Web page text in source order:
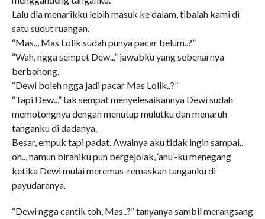
Lalu dia menarikku lebih masuk ke dalam, tibalah kami di
satu sudut ruangan.
“Mas.., Mas Lolik sudah punya pacar belum..?”
“Wah, ngga sempet Dew..,” jawabku yang sebenarnya
berbohong.
“Dewi boleh ngga jadi pacar Mas Lolik..?”
“Tapi Dew..,” tak sempat menyelesaikannya Dewi sudah
memotongnya dengan menutup mulutku dan menaruh
tanganku di dadanya.
Besar, empuk tapi padat. Awalnya aku tidak ingin sampai..
oh.., namun birahiku pun bergejolak, ‘anu’-ku menegang
ketika Dewi mulai meremas-remaskan tanganku di
payudaranya.
“Dewi ngga cantik toh, Mas..?” tanyanya sambil merangsang